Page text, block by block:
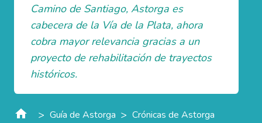
Camino de Santiago, Astorga es
cabecera de la Vía de la Plata, ahora
cobra mayor relevancia gracias a un
proyecto de rehabilitación de trayectos
históricos.
> Guía de Astorga > Crónicas de Astorga